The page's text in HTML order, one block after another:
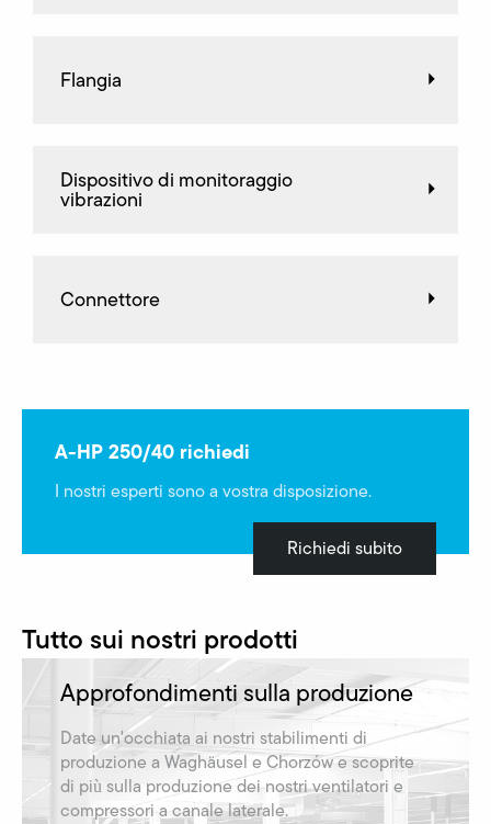
Flangia
Dispositivo di monitoraggio
vibrazioni
Connettore
A-HP 250/40 richiedi
I nostri esperti sono a vostra disposizione.
Richiedi subito
Tutto sui nostri prodotti
Approfondimenti sulla produzione
Date un'occhiata ai nostri stabilimenti di
produzione a Waghäusel e Chorzów e scoprite
di più sulla produzione dei nostri ventilatori e
compressori a canale laterale.